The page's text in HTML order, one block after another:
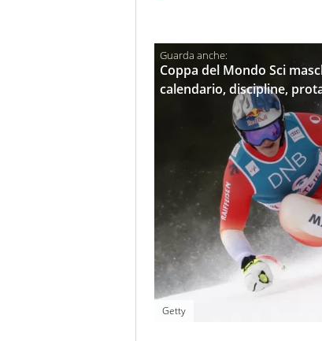
Coppa del Mondo Sci
calendario, discipline,
Getty